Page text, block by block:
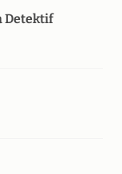
Detektif